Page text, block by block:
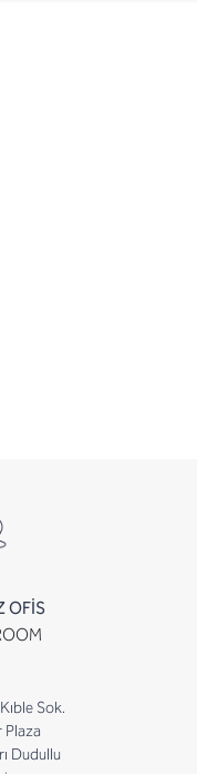
OFİS
Sok.
Plaza
Dudullu